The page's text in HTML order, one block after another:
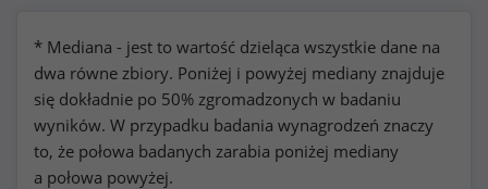
* Mediana - jest to wartość dzieląca wszystkie dane na
dwa równe zbiory. Poniżej i powyżej mediany znajduje
się dokładnie po 50% zgromadzonych w badaniu
wyników. W przypadku badania wynagrodzeń znaczy
to, że połowa badanych zarabia poniżej mediany
a połowa powyżej.